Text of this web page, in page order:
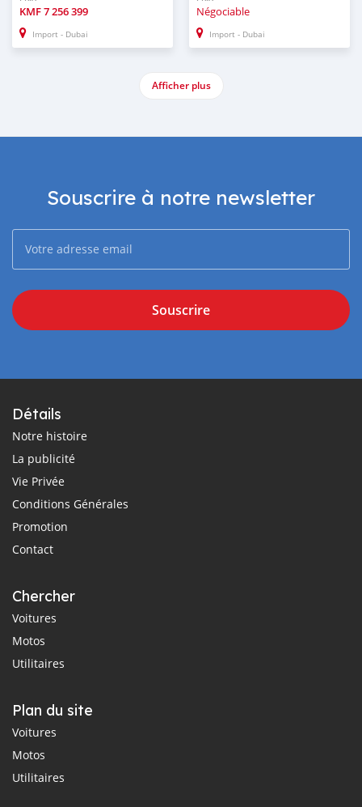
KMF7 256 399
Import - Dubai
Négociable
Import - Dubai
Afficher plus
Souscrire à notre newsletter
Souscrire
Détails
Notre histoire
La publicité
Vie Privée
Conditions Générales
Promotion
Contact
Chercher
Voitures
Motos
Utilitaires
Plan du site
Voitures
Motos
Utilitaires